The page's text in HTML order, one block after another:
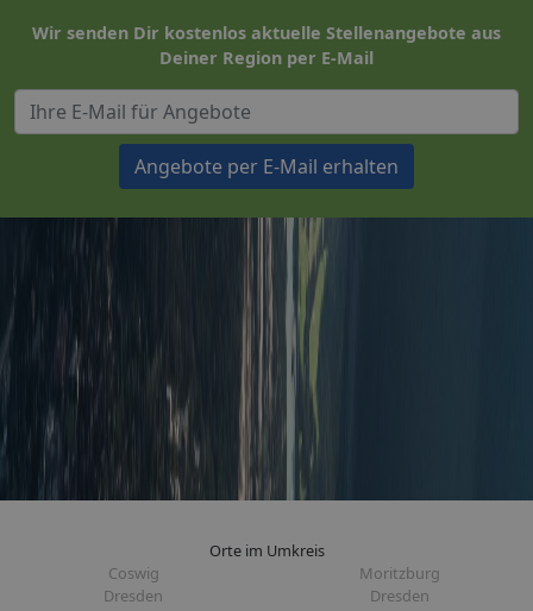
Wir senden Dir kostenlos aktuelle Stellenangebote aus
Deiner Region per E-Mail
Angebote per E-Mail erhalten
Orte im Umkreis
Coswig
Moritzburg
Dresden
Dresden